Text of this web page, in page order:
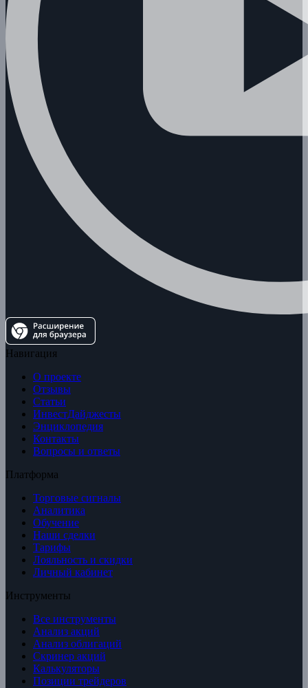
Навигация
О проекте
Отзывы
Статьи
ИнвестДайджесты
Энциклопедия
Контакты
Вопросы и ответы
Платформа
Торговые сигналы
Аналитика
Обучение
Наши сделки
Тарифы
Лояльность и скидки
Личный кабинет
Инструменты
Все инструменты
Анализ акций
Анализ облигаций
Скринер акций
Калькуляторы
Позиции трейдеров